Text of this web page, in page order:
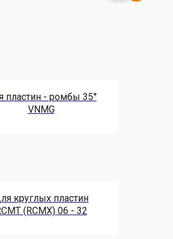
пластин - ромбы 35°
VNMG
круглых пластин
(RCMX) 06 - 32